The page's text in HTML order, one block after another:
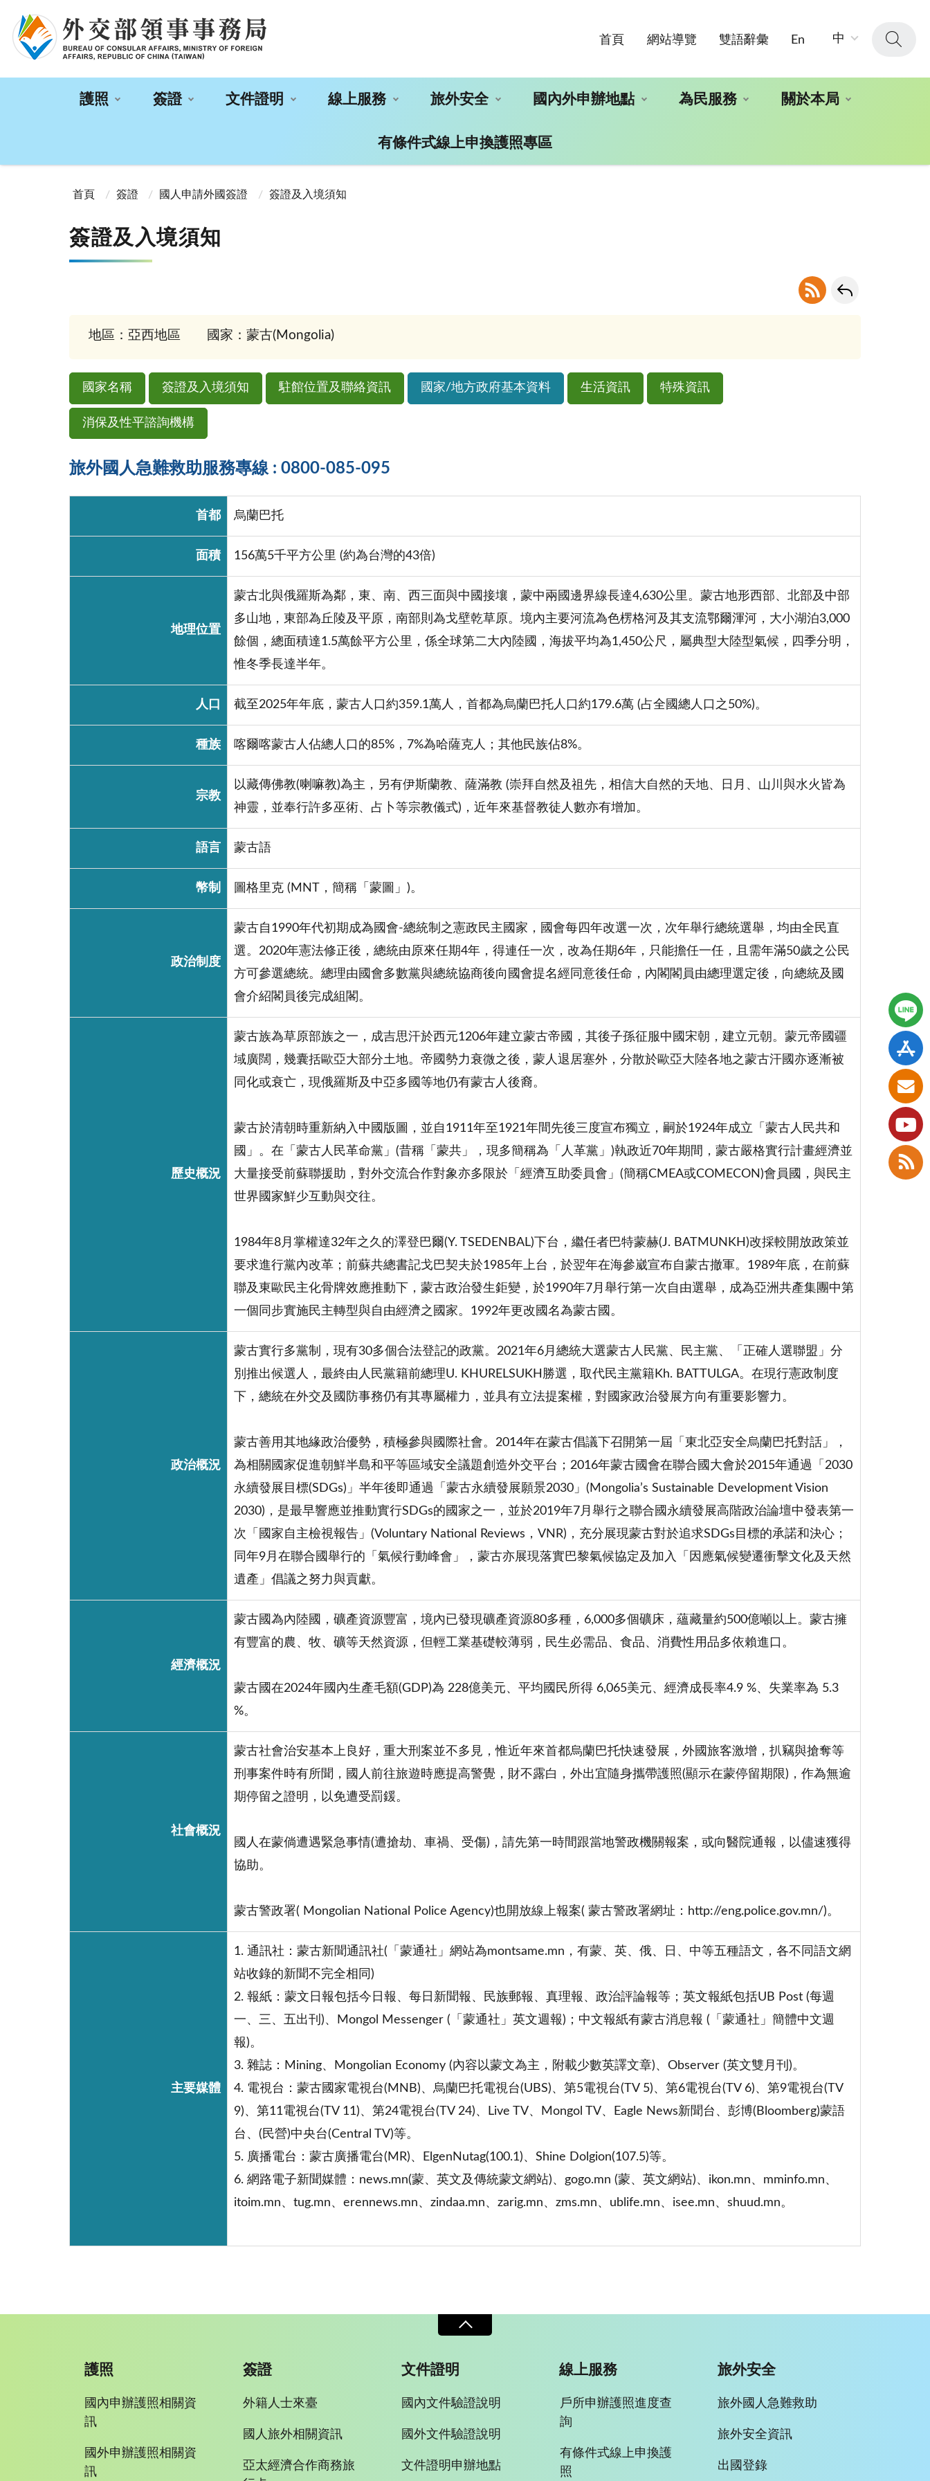
首頁 網站導覽 雙語辭彙 En 中
護照 簽證 文件證明 線上服務 旅外安全 國內外申辦地點 為民服務 關於本局
有條件式線上申換護照專區
首頁
簽證 國人申請外國簽證 簽證及入境須知
簽證及入境須知
地區：亞西地區 國家：蒙古(Mongolia)
國家名稱 簽證及入境須知 駐館位置及聯絡資訊 國家/地方政府基本資料 生活資訊 特殊資訊
消保及性平諮詢機構
旅外國人急難救助服務專線 : 0800-085-095
首都 烏蘭巴托
面積 156萬5千平方公里 (約為台灣的43倍)
地理位置
蒙古北與俄羅斯為鄰，東、南、西三面與中國接壤，蒙中兩國邊界線長達4,630公里。蒙古地形西部、北部及中部
多山地，東部為丘陵及平原，南部則為戈壁乾草原。境內主要河流為色楞格河及其支流鄂爾渾河，大小湖泊3,000
餘個，總面積達1.5萬餘平方公里，係全球第二大內陸國，海拔平均為1,450公尺，屬典型大陸型氣候，四季分明，
惟冬季長達半年。
人口 截至2025年年底，蒙古人口約359.1萬人，首都為烏蘭巴托人口約179.6萬 (占全國總人口之50%)。
種族 喀爾喀蒙古人佔總人口的85%，7%為哈薩克人；其他民族佔8%。
宗教
以藏傳佛教(喇嘛教)為主，另有伊斯蘭教、薩滿教 (崇拜自然及祖先，相信大自然的天地、日月、山川與水火皆為
神靈，並奉行許多巫術、占卜等宗教儀式)，近年來基督教徒人數亦有增加。
語言 蒙古語
幣制 圖格里克 (MNT，簡稱「蒙圖」)。
政治制度
蒙古自1990年代初期成為國會-總統制之憲政民主國家，國會每四年改選一次，次年舉行總統選舉，均由全民直
選。2020年憲法修正後，總統由原來任期4年，得連任一次，改為任期6年，只能擔任一任，且需年滿50歲之公民
方可參選總統。總理由國會多數黨與總統協商後向國會提名經同意後任命，內閣閣員由總理選定後，向總統及國
會介紹閣員後完成組閣。
歷史概況
蒙古族為草原部族之一，成吉思汗於西元1206年建立蒙古帝國，其後子孫征服中國宋朝，建立元朝。蒙元帝國疆
域廣闊，幾囊括歐亞大部分土地。帝國勢力衰微之後，蒙人退居塞外，分散於歐亞大陸各地之蒙古汗國亦逐漸被
同化或衰亡，現俄羅斯及中亞多國等地仍有蒙古人後裔。
蒙古於清朝時重新納入中國版圖，並自1911年至1921年間先後三度宣布獨立，嗣於1924年成立「蒙古人民共和
國」。在「蒙古人民革命黨」(昔稱「蒙共」，現多簡稱為「人革黨」)執政近70年期間，蒙古嚴格實行計畫經濟並
大量接受前蘇聯援助，對外交流合作對象亦多限於「經濟互助委員會」(簡稱CMEA或COMECON)會員國，與民主
世界國家鮮少互動與交往。
1984年8月掌權達32年之久的澤登巴爾(Y. TSEDENBAL)下台，繼任者巴特蒙赫(J. BATMUNKH)改採較開放政策並
要求進行黨內改革；前蘇共總書記戈巴契夫於1985年上台，於翌年在海參崴宣布自蒙古撤軍。1989年底，在前蘇
聯及東歐民主化骨牌效應推動下，蒙古政治發生鉅變，於1990年7月舉行第一次自由選舉，成為亞洲共產集團中第
一個同步實施民主轉型與自由經濟之國家。1992年更改國名為蒙古國。
政治概況
蒙古實行多黨制，現有30多個合法登記的政黨。2021年6月總統大選蒙古人民黨、民主黨、「正確人選聯盟」分
別推出候選人，最終由人民黨籍前總理U. KHURELSUKH勝選，取代民主黨籍Kh. BATTULGA。在現行憲政制度
下，總統在外交及國防事務仍有其專屬權力，並具有立法提案權，對國家政治發展方向有重要影響力。
蒙古善用其地緣政治優勢，積極參與國際社會。2014年在蒙古倡議下召開第一屆「東北亞安全烏蘭巴托對話」，
為相關國家促進朝鮮半島和平等區域安全議題創造外交平台；2016年蒙古國會在聯合國大會於2015年通過「2030
永續發展目標(SDGs)」半年後即通過「蒙古永續發展願景2030」(Mongolia’s Sustainable Development Vision
2030)，是最早響應並推動實行SDGs的國家之一，並於2019年7月舉行之聯合國永續發展高階政治論壇中發表第一
次「國家自主檢視報告」(Voluntary National Reviews，VNR)，充分展現蒙古對於追求SDGs目標的承諾和決心；
同年9月在聯合國舉行的「氣候行動峰會」，蒙古亦展現落實巴黎氣候協定及加入「因應氣候變遷衝擊文化及天然
遺產」倡議之努力與貢獻。
經濟概況
蒙古國為內陸國，礦產資源豐富，境內已發現礦產資源80多種，6,000多個礦床，蘊藏量約500億噸以上。蒙古擁
有豐富的農、牧、礦等天然資源，但輕工業基礎較薄弱，民生必需品、食品、消費性用品多依賴進口。
蒙古國在2024年國內生產毛額(GDP)為 228億美元、平均國民所得 6,065美元、經濟成長率4.9 %、失業率為 5.3
%。
社會概況
蒙古社會治安基本上良好，重大刑案並不多見，惟近年來首都烏蘭巴托快速發展，外國旅客激增，扒竊與搶奪等
刑事案件時有所聞，國人前往旅遊時應提高警覺，財不露白，外出宜隨身攜帶護照(顯示在蒙停留期限)，作為無逾
期停留之證明，以免遭受罰鍰。
國人在蒙倘遭遇緊急事情(遭搶劫、車禍、受傷)，請先第一時間跟當地警政機關報案，或向醫院通報，以儘速獲得
協助。
蒙古警政署( Mongolian National Police Agency)也開放線上報案( 蒙古警政署網址：http://eng.police.gov.mn/)。
主要媒體
1. 通訊社：蒙古新聞通訊社(「蒙通社」網站為montsame.mn，有蒙、英、俄、日、中等五種語文，各不同語文網
站收錄的新聞不完全相同)
2. 報紙：蒙文日報包括今日報、每日新聞報、民族郵報、真理報、政治評論報等；英文報紙包括UB Post (每週
一、三、五出刊)、Mongol Messenger (「蒙通社」英文週報)；中文報紙有蒙古消息報 (「蒙通社」簡體中文週
報)。
3. 雜誌：Mining、Mongolian Economy (內容以蒙文為主，附載少數英譯文章)、Observer (英文雙月刊)。
4. 電視台：蒙古國家電視台(MNB)、烏蘭巴托電視台(UBS)、第5電視台(TV 5)、第6電視台(TV 6)、第9電視台(TV
9)、第11電視台(TV 11)、第24電視台(TV 24)、Live TV、Mongol TV、Eagle News新聞台、彭博(Bloomberg)蒙語
台、(民營)中央台(Central TV)等。
5. 廣播電台：蒙古廣播電台(MR)、ElgenNutag(100.1)、Shine Dolgion(107.5)等。
6. 網路電子新聞媒體：news.mn(蒙、英文及傳統蒙文網站)、gogo.mn (蒙、英文網站)、ikon.mn、mminfo.mn、
itoim.mn、tug.mn、erennews.mn、zindaa.mn、zarig.mn、zms.mn、ublife.mn、isee.mn、shuud.mn。
護照
國內申辦護照相關資
訊
國外申辦護照相關資
訊
簽證
外籍人士來臺
國人旅外相關資訊
亞太經濟合作商務旅
文件證明
國內文件驗證說明
國外文件驗證說明
文件證明申辦地點
線上服務
戶所申辦護照進度查
詢
有條件式線上申換護
照
旅外安全
旅外國人急難救助
旅外安全資訊
出國登錄